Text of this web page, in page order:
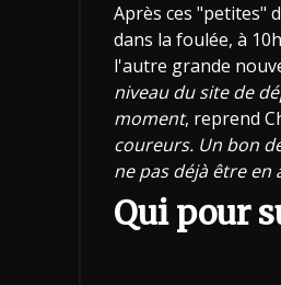
Après ces "petites"
dans la foulée, à
l'autre grande
niveau du site de
moment, reprend
coureurs. Un bon
ne pas déjà être en
Qui pour